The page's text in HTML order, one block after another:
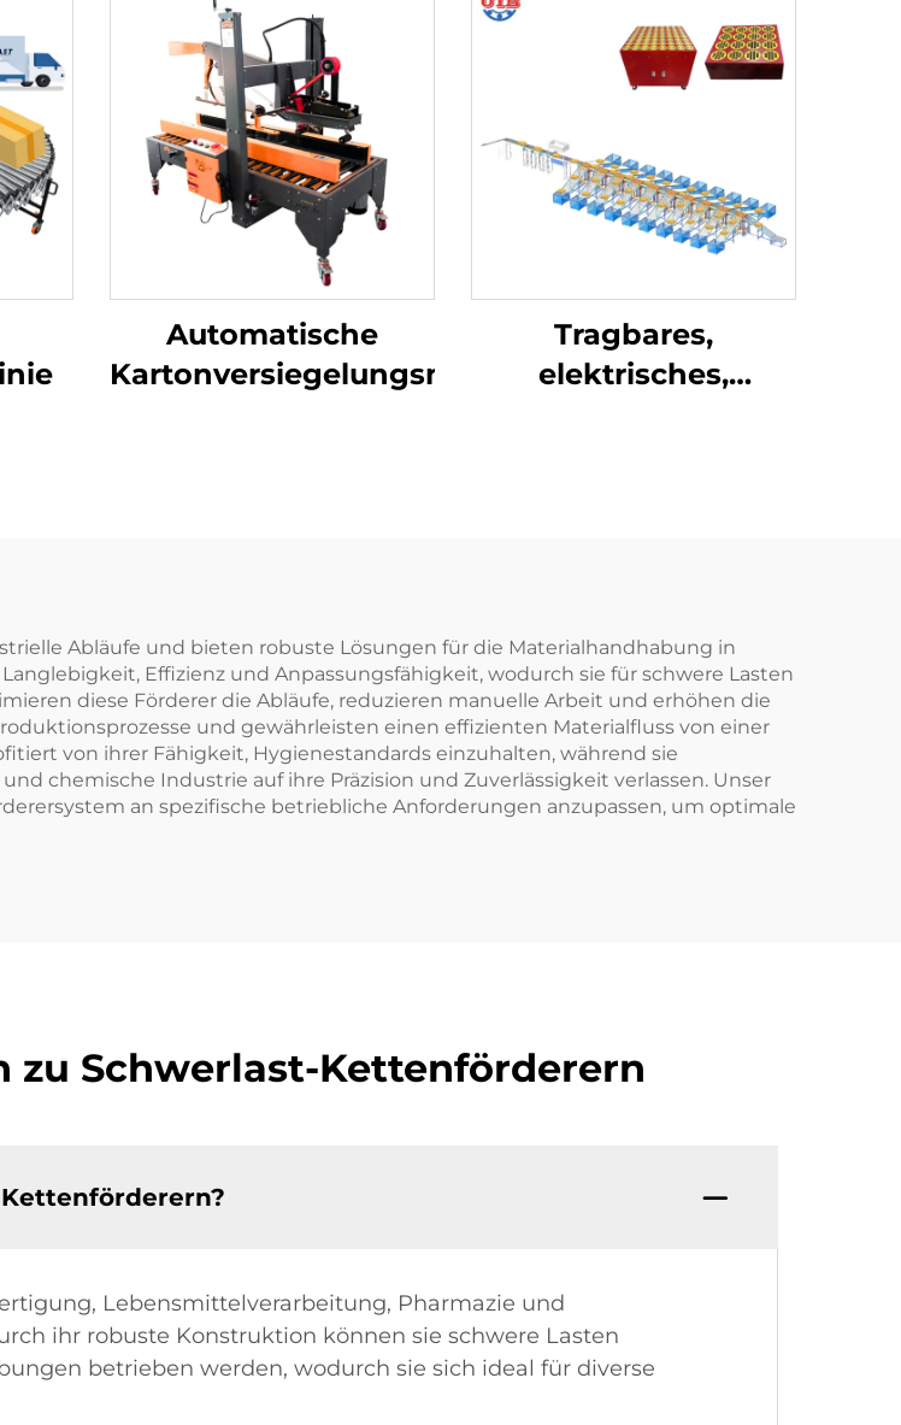
Automatische
Kartonversiegelungsmaschine
Tragbares,
elektrisches,
Abläufe und bieten robuste Lösungen für die Materialhandhabung in
Effizienz und Anpassungsfähigkeit, wodurch sie für schwere Lasten
diese Förderer die Abläufe, reduzieren manuelle Arbeit und erhöhen die
und gewährleisten einen effizienten Materialfluss von einer
von ihrer Fähigkeit, Hygienestandards einzuhalten, während sie
chemische Industrie auf ihre Präzision und Zuverlässigkeit verlassen. Unser
an spezifische betriebliche Anforderungen anzupassen, um optimale
zu Schwerlast-Kettenförderern
Lebensmittelverarbeitung, Pharmazie und
ihr robuste Konstruktion können sie schwere Lasten
betrieben werden, wodurch sie sich ideal für diverse